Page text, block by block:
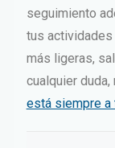
seguimiento
tus actividades
más ligeras,
cualquier duda,
está siempre a